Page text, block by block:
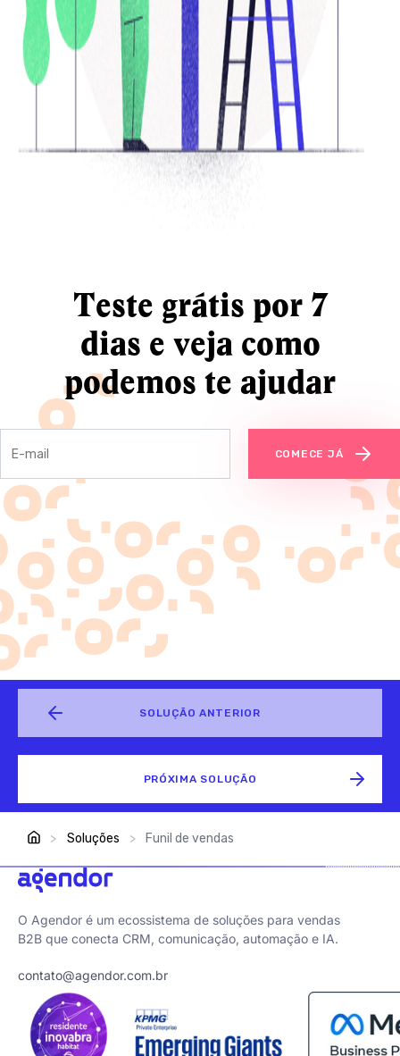
Teste grátis por 7
dias e veja como
podemos te ajudar
COMECE JÁ
SOLUÇÃO ANTERIOR
PRÓXIMA SOLUÇÃO
> Soluções > Funil de vendas
O Agendor é um ecossistema de soluções para vendas
B2B que conecta CRM, comunicação, automação e IA.
contato@agendor.com.br